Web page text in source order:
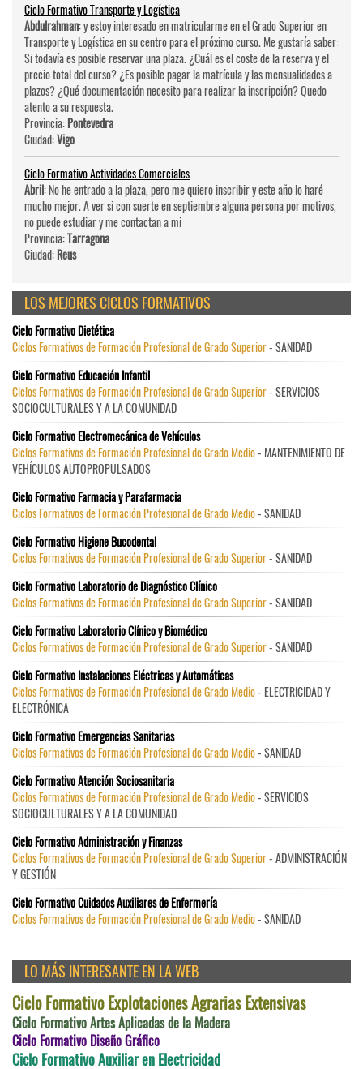
Ciclo Formativo Transporte y Logística
Abdulrahman: y estoy interesado en matricularme en el Grado Superior en
Transporte y Logística en su centro para el próximo curso. Me gustaría saber:
Si todavía es posible reservar una plaza. ¿Cuál es el coste de la reserva y el
precio total del curso? ¿Es posible pagar la matrícula y las mensualidades a
plazos? ¿Qué documentación necesito para realizar la inscripción? Quedo
atento a su respuesta.
Provincia:Pontevedra
Ciudad:Vigo
Ciclo Formativo Actividades Comerciales
Abril: No he entrado a la plaza, pero me quiero inscribir y este año lo haré
mucho mejor. A ver si con suerte en septiembre alguna persona por motivos,
no puede estudiar y me contactan a mi
Provincia:Tarragona
Ciudad:Reus
LOS MEJORES CICLOS FORMATIVOS
Ciclo Formativo Dietética
Ciclos Formativos de Formación Profesional de Grado Superior- SANIDAD
Ciclo Formativo Educación Infantil
Ciclos Formativos de Formación Profesional de Grado Superior- SERVICIOS
SOCIOCULTURALES Y A LA COMUNIDAD
Ciclo Formativo Electromecánica de Vehículos
Ciclos Formativos de Formación Profesional de Grado Medio- MANTENIMIENTO DE
VEHÍCULOS AUTOPROPULSADOS
Ciclo Formativo Farmacia y Parafarmacia
Ciclos Formativos de Formación Profesional de Grado Medio- SANIDAD
Ciclo Formativo Higiene Bucodental
Ciclos Formativos de Formación Profesional de Grado Superior- SANIDAD
Ciclo Formativo Laboratorio de Diagnóstico Clínico
Ciclos Formativos de Formación Profesional de Grado Superior- SANIDAD
Ciclo Formativo Laboratorio Clínico y Biomédico
Ciclos Formativos de Formación Profesional de Grado Superior- SANIDAD
Ciclo Formativo Instalaciones Eléctricas y Automáticas
Ciclos Formativos de Formación Profesional de Grado Medio- ELECTRICIDAD Y
ELECTRÓNICA
Ciclo Formativo Emergencias Sanitarias
Ciclos Formativos de Formación Profesional de Grado Medio- SANIDAD
Ciclo Formativo Atención Sociosanitaria
Ciclos Formativos de Formación Profesional de Grado Medio- SERVICIOS
SOCIOCULTURALES Y A LA COMUNIDAD
Ciclo Formativo Administración y Finanzas
Ciclos Formativos de Formación Profesional de Grado Superior- ADMINISTRACIÓN
Y GESTIÓN
Ciclo Formativo Cuidados Auxiliares de Enfermería
Ciclos Formativos de Formación Profesional de Grado Medio- SANIDAD
LO MÁS INTERESANTE EN LA WEB
Ciclo Formativo Explotaciones Agrarias Extensivas
Ciclo Formativo Artes Aplicadas de la Madera
Ciclo Formativo Diseño Gráfico
Ciclo Formativo Auxiliar en Electricidad